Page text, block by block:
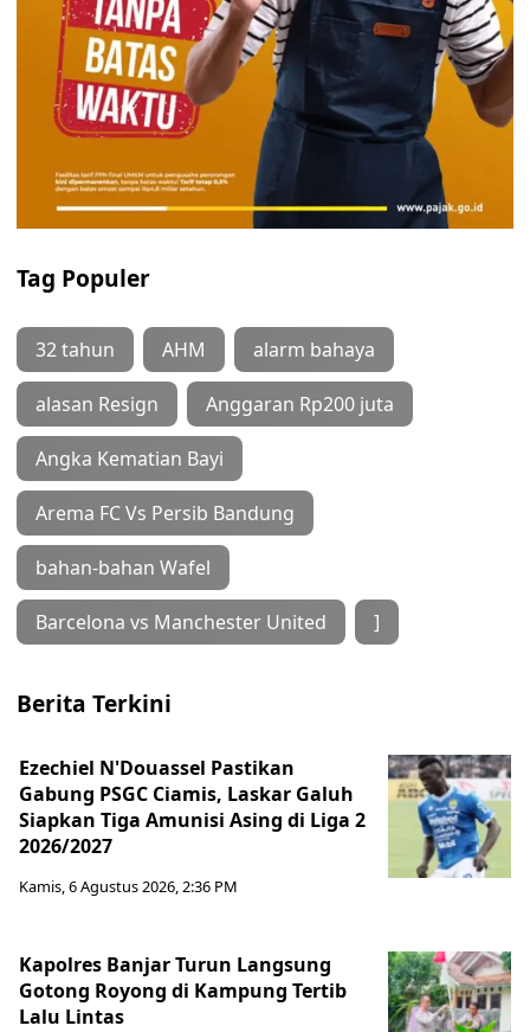
Tag Populer
32 tahun AHM alarm bahaya
alasan Resign Anggaran Rp200 juta
Angka Kematian Bayi
Arema FC Vs Persib Bandung
bahan-bahan Wafel
Barcelona vs Manchester United ]
Berita Terkini
Ezechiel N'Douassel Pastikan
Gabung PSGC Ciamis, Laskar Galuh
Siapkan Tiga Amunisi Asing di Liga 2
2026/2027
Kamis, 6 Agustus 2026, 2:36 PM
Kapolres Banjar Turun Langsung
Gotong Royong di Kampung Tertib
Lalu Lintas